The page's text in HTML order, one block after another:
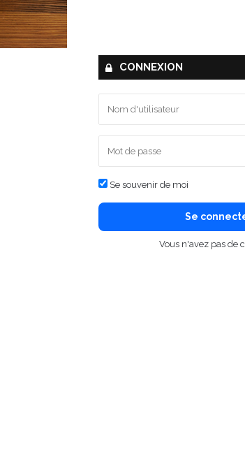
CONNEXION
Se souvenir de moi
Se
Vous n'avez pas de